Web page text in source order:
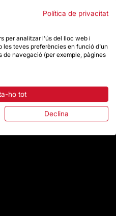
compra
Política de privacitat
per analitzar l'ús del lloc web i
teves preferències en funció d'un
navegació (per exemple, pàgines
ho tot
Declina